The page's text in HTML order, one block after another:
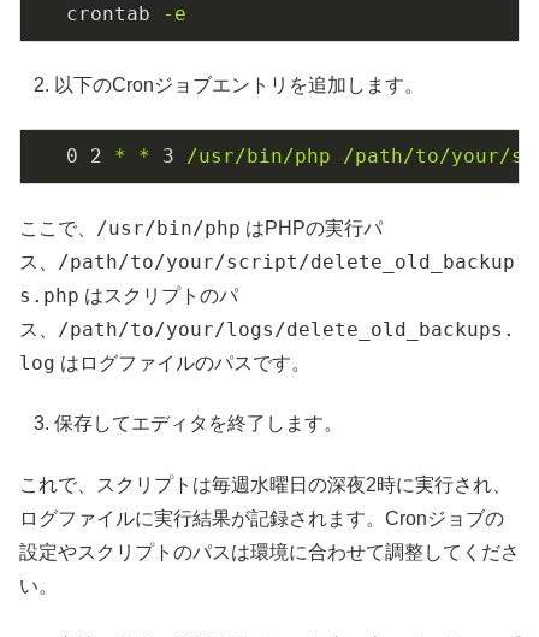
crontab -e
以下のCronジョブエントリを追加します。
0 2 * * 3 /usr/bin/php /path/to/your/
ここで、 /usr/bin/php はPHPの実行パ
ス、
/path/to/your/script/delete_old_backup
s.php はスクリプトのパ
ス、
/path/to/your/logs/delete_old_backups.
log はログファイルのパスです。
保存してエディタを終了します。
これで、スクリプトは毎週水曜日の深夜2時に実行され、
ログファイルに実行結果が記録されます。Cronジョブの
設定やスクリプトのパスは環境に合わせて調整してくださ
い。